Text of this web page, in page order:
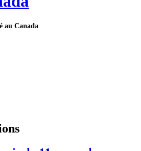
au Canada